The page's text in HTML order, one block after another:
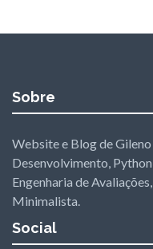
Sobre
Website e Blog de
Desenvolvimento,
Engenharia de
Minimalista.
Social